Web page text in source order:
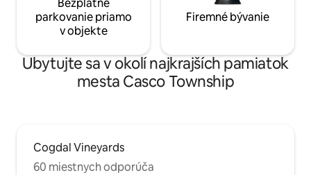
parkovanie priamo
v objekte
Firemné bývanie
Ubytujte sa v okolí najkrajších pamiatok
mesta Casco Township
Cogdal Vineyards
60 miestnych odporúča